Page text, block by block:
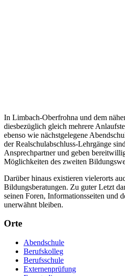
In Limbach-Oberfrohna und dem
diesbezüglich gleich mehrere
ebenso wie nächstgelegene
der Realschulabschluss-Lehrgänge
Ansprechpartner und geben
Möglichkeiten des zweiten
Darüber hinaus existieren vielerorts
Bildungsberatungen. Zu guter Letzt
seinen Foren, Informationsseiten und
unerwähnt bleiben.
Orte
Abendschule
Berufskolleg
Berufsschule
Externenprüfung